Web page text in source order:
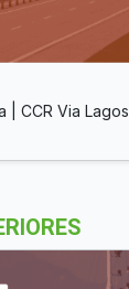
| CCR Via Lagos